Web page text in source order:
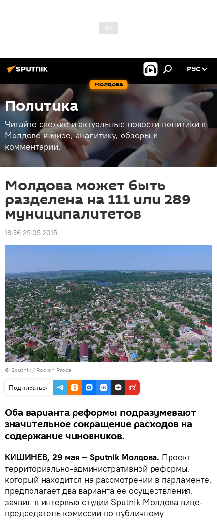
Молдова
РУС
Политика
Читайте свежие и актуальные новости политики в
Молдове и мире, аналитику, обзоры и
комментарии.
Молдова может быть
разделена на 111 или 289
муниципалитетов
18:56 29.05.2015
© Sputnik / Rodion Proca
Подписаться
Оба варианта реформы подразумевают
значительное сокращение расходов на
содержание чиновников.
КИШИНЕВ, 29 мая – Sputnik Молдова. Проект
территориально-административной реформы,
который находится на рассмотрении в парламенте,
предполагает два варианта ее осуществления,
заявил в интервью студии Sputnik Молдова вице-
председатель комиссии по публичному